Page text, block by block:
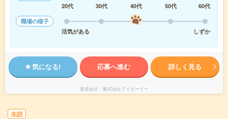
20代
30代 40代 50代
60代
職場の様子
活気がある
しずか
気になる! 応募へ進む 詳しく見る
派遣会社 株式会社アイエーイー
未読